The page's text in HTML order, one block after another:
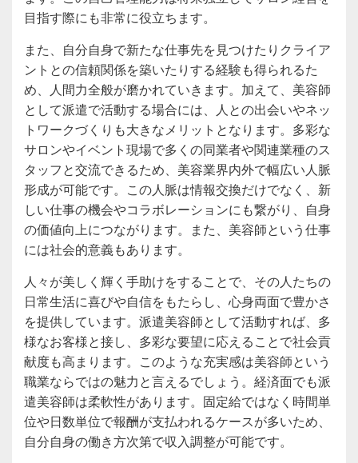
目指す際にも非常に役立ちます。
また、自分自身で新たな仕事先を見つけたりクライア
ントとの信頼関係を築いたりする経験も得られるた
め、人間力全般が磨かれていきます。加えて、美容師
として派遣で活動する場合には、人との出会いやネッ
トワークづくりも大きなメリットとなります。多彩な
サロンやイベント現場で多くの同業者や関連業種のス
タッフと交流できるため、美容業界内外で幅広い人脈
形成が可能です。この人脈は情報交換だけでなく、新
しい仕事の機会やコラボレーションにも繋がり、自身
の価値向上につながります。また、美容師という仕事
には社会的意義もあります。
人々が美しく輝く手助けをすることで、その人たちの
日常生活に喜びや自信をもたらし、心身両面で豊かさ
を提供しています。派遣美容師として活動すれば、多
様なお客様と接し、多彩な要望に応えることで社会貢
献度も高まります。このような充実感は美容師という
職業ならではの魅力と言えるでしょう。経済面でも派
遣美容師は柔軟性があります。固定給ではなく時間単
位や日数単位で報酬が支払われるケースが多いため、
自分自身の働き方次第で収入調整が可能です。